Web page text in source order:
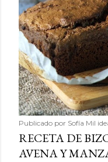
Publicado por Sofía Mil
RECETA DE
AVENA Y